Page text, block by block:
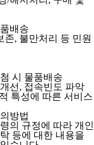
배송
존, 불만처리 등 민원
시 물품배송
선, 접속빈도 파악
특성에 따른 서비스
방법
의 규정에 따라 개인
등에 대한 내용을